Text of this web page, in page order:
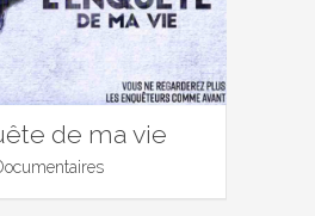
de ma vie